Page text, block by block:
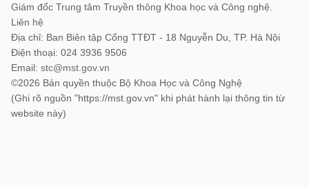
Giám đốc Trung tâm Truyền thông Khoa học và Công nghệ.
Liên hệ
Địa chỉ: Ban Biên tập Cổng TTĐT - 18 Nguyễn Du, TP. Hà Nội
Điện thoại: 024 3936 9506
Email: stc@mst.gov.vn
©2026 Bản quyền thuộc Bộ Khoa Học và Công Nghệ
(Ghi rõ nguồn "https://mst.gov.vn" khi phát hành lại thông tin từ
website này)